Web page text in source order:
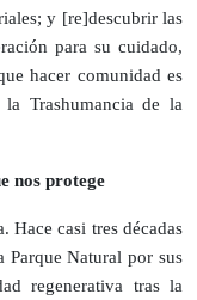
y [re]descubrir las
para su cuidado,
hacer comunidad es
Trashumancia de la
nos protege
Hace casi tres décadas
Parque Natural por sus
regenerativa tras la